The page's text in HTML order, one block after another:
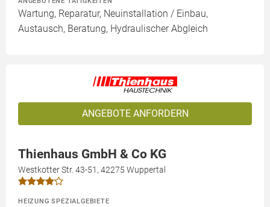
Wartung, Reparatur, Neuinstallation / Einbau,
Austausch, Beratung, Hydraulischer Abgleich
ANGEBOTE ANFORDERN
Thienhaus GmbH & Co KG
Westkotter Str. 43-51, 42275 Wuppertal
HEIZUNG SPEZIALGEBIETE